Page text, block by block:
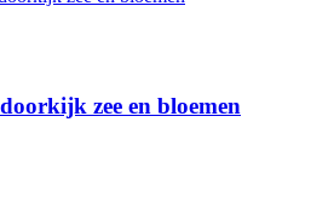
zee en bloemen